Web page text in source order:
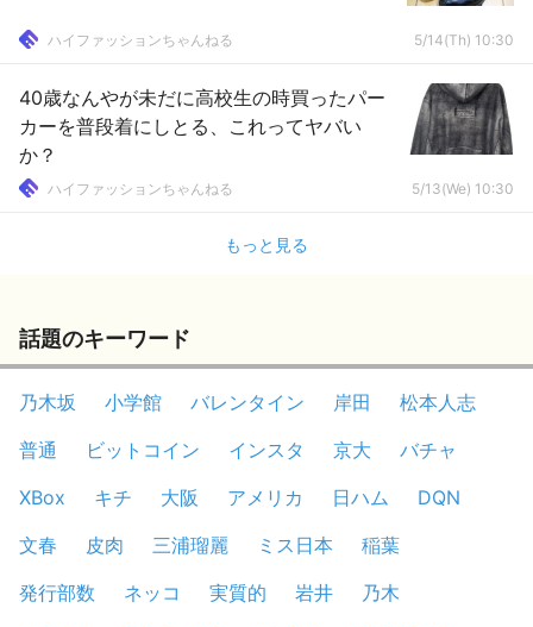
ハイファッションちゃんねる 5/14(Th) 10:30
40歳なんやが未だに高校生の時買ったパー
カーを普段着にしとる、これってヤバい
か？
ハイファッションちゃんねる 5/13(We) 10:30
もっと見る
話題のキーワード
乃木坂 小学館 バレンタイン 岸田
松本人志
普通
ビットコイン インスタ 京大
バチャ
XBox
キチ 大阪 アメリカ 日ハム
DQN
文春
皮肉 三浦瑠麗 ミス日本
稲葉
発行部数
ネッコ 実質的 岩井
乃木